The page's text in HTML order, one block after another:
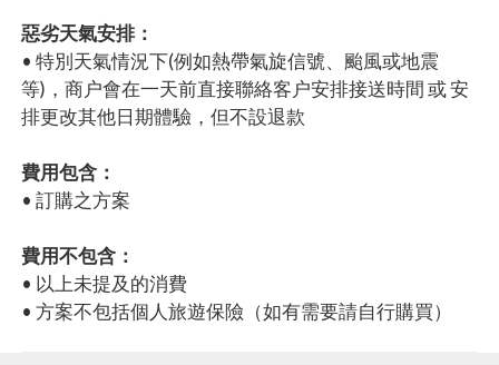
惡劣天氣安排：
• 特別天氣情況下(例如熱帶氣旋信號、颱風或地震
等)，商户會在一天前直接聯絡客户安排接送時間 或 安
排更改其他日期體驗，但不設退款
費用包含：
• 訂購之方案
費用不包含：
• 以上未提及的消費
• 方案不包括個人旅遊保險（如有需要請自行購買）